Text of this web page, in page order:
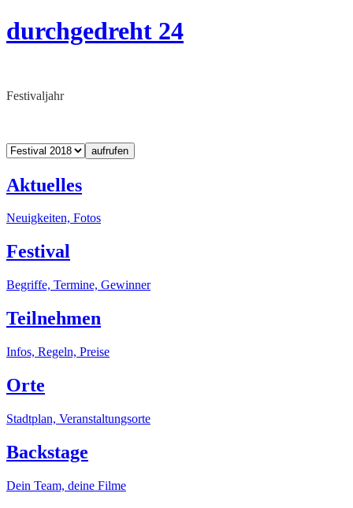
durchgedreht 24
Festivaljahr
aufrufen
Aktuelles
Neuigkeiten, Fotos
Festival
Begriffe, Termine, Gewinner
Teilnehmen
Infos, Regeln, Preise
Orte
Stadtplan, Veranstaltungsorte
Backstage
Dein Team, deine Filme